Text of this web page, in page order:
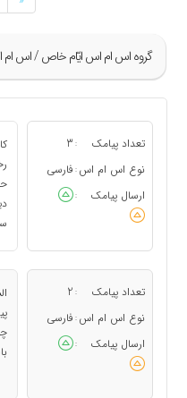
گروه اس ام اس ايّام خاص / اس
تعداد پیامک :
3
نوع اس ام اس : فارسی
ارسال پیامک
:
تعداد پیامک :
2
نوع اس ام اس : فارسی
ارسال پیامک
: